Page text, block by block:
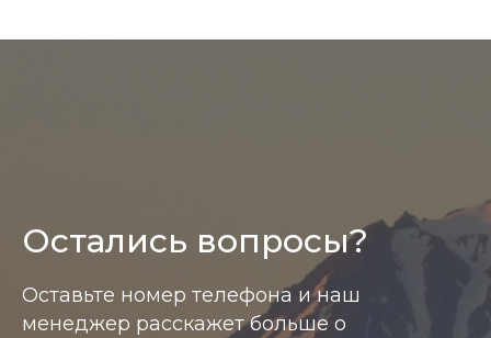
Остались вопросы?
Оставьте номер телефона и наш
менеджер расскажет больше о